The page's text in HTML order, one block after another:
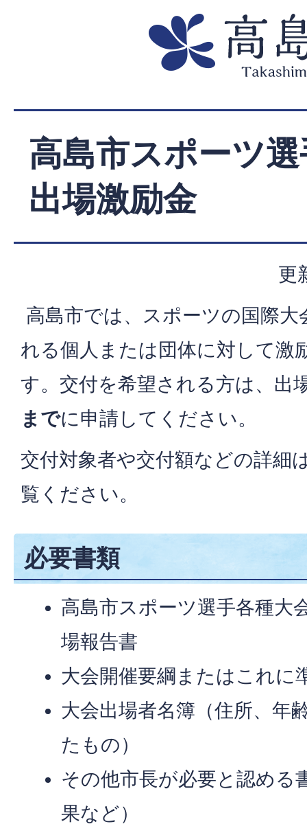
高島市スポーツ
出場激励金
更
高島市では、スポーツの国際大
れる個人または団体に対して激
す。交付を希望される方は、出
までに申請してください。
交付対象者や交付額などの詳細
覧ください。
必要書類
高島市スポーツ選手各種大
場報告書
大会開催要綱またはこれに
大会出場者名簿（住所、年
たもの）
その他市長が必要と認める
果など）